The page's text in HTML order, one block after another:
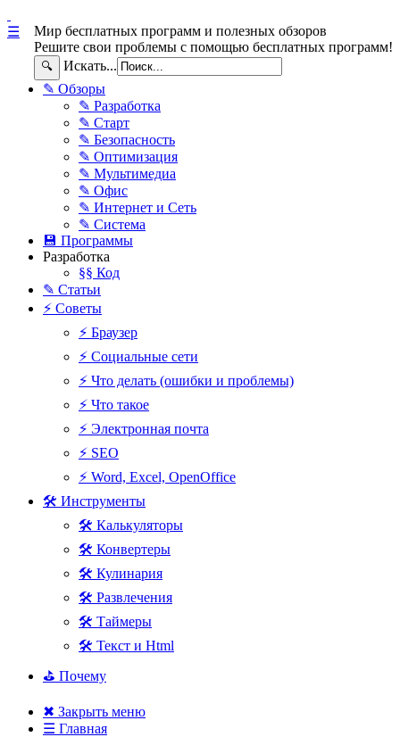
Мир бесплатных программ и полезных обзоров
Решите свои проблемы с помощью бесплатных программ!
🔍 Искать...
☰
✎ Обзоры
✎ Разработка
✎ Старт
✎ Безопасность
✎ Оптимизация
✎ Мультимедиа
✎ Офис
✎ Интернет и Сеть
✎ Система
💾 Программы
Разработка
§§ Код
✎ Статьи
⚡ Советы
⚡ Браузер
⚡ Социальные сети
⚡ Что делать (ошибки и проблемы)
⚡ Что такое
⚡ Электронная почта
⚡ SEO
⚡ Word, Excel, OpenOffice
🛠 Инструменты
🛠 Калькуляторы
🛠 Конвертеры
🛠 Кулинария
🛠 Развлечения
🛠 Таймеры
🛠 Текст и Html
⛳ Почему
✖ Закрыть меню
☰ Главная